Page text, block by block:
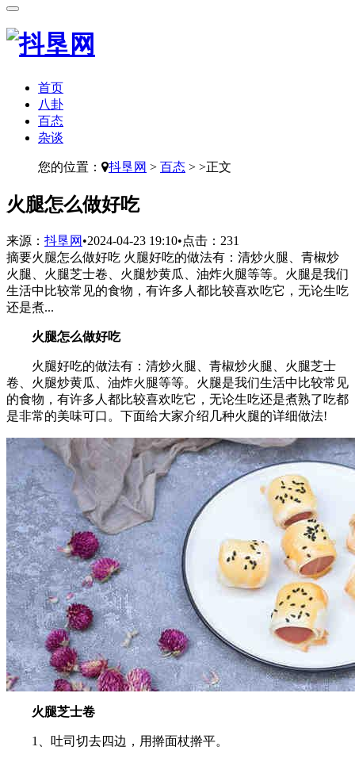
首页
八卦
百态
杂谈
您的位置： 抖垦网 > 百态 > >正文
​火腿怎么做好吃
来源： 抖垦网 •2024-04-23 19:10•点击： 231
摘要火腿怎么做好吃 火腿好吃的做法有：清炒火腿、青椒炒
火腿、火腿芝士卷、火腿炒黄瓜、油炸火腿等等。火腿是我们
生活中比较常见的食物，有许多人都比较喜欢吃它，无论生吃
还是煮...
火腿怎么做好吃
火腿好吃的做法有：清炒火腿、青椒炒火腿、火腿芝士
卷、火腿炒黄瓜、油炸火腿等等。火腿是我们生活中比较常见
的食物，有许多人都比较喜欢吃它，无论生吃还是煮熟了吃都
是非常的美味可口。下面给大家介绍几种火腿的详细做法!
火腿芝士卷
1、吐司切去四边，用擀面杖擀平。